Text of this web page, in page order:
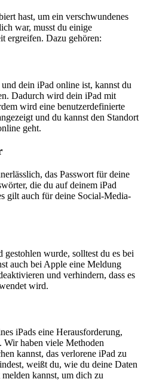
hast, um ein verschwundenes
war, musst du einige
ergreifen. Dazu gehören:
dein iPad online ist, kannst du
Dadurch wird dein iPad mit
wird eine benutzerdefinierte
und du kannst den Standort
geht.
das Passwort für deine
die du auf deinem iPad
gilt auch für deine Social-Media-
gestohlen wurde, solltest du es bei
auch bei Apple eine Meldung
und verhindern, dass es
wird.
iPads eine Herausforderung,
haben viele Methoden
kannst, das verlorene iPad zu
weißt du, wie du deine Daten
kannst, um dich zu